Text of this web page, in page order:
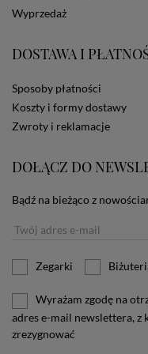
zamieszczane w
stosowanie plików
ustawienia swojej
Wyprzedaż
DOSTAWA I
Sposoby płatności
Koszty i formy dostawy
Zwroty i reklamacje
DOŁĄCZ DO
Bądź na bieżąco z
Zegarki
Wyrażam zgodę na
adres e-mail newslettera, z
zrezygnować